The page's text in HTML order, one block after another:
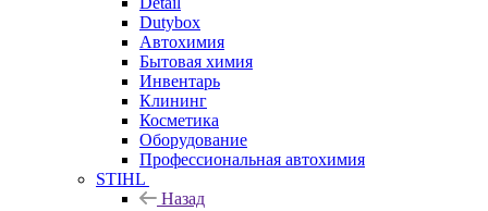
Dutybox
Автохимия
Бытовая химия
Инвентарь
Клининг
Косметика
Оборудование
Профессиональная автохимия
STIHL
Назад